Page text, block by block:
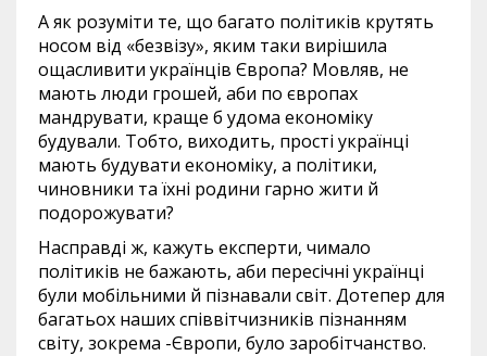
А як розуміти те, що багато політиків крутять
носом від «безвізу», яким таки вирішила
ощасливити українців Європа? Мовляв, не
мають люди грошей, аби по європах
мандрувати, краще б удома економіку
будували. Тобто, виходить, прості українці
мають будувати економіку, а політики,
чиновники та їхні родини гарно жити й
подорожувати?
Насправді ж, кажуть експерти, чимало
політиків не бажають, аби пересічні українці
були мобільними й пізнавали світ. Дотепер для
багатьох наших співвітчизників пізнанням
світу, зокрема -Європи, було заробітчанство.